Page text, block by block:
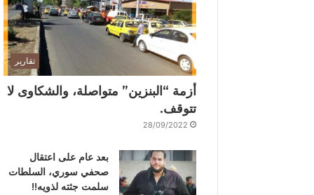
تقارير
أزمة “البنزين” متواصلة، والشكاوى لا
تتوقف.
28/09/2022
بعد عام على اعتقال
صحفي سوري، السلطات
سلمت جثته لذويه!!